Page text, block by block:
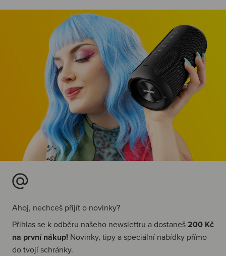
Ahoj, nechceš přijít o novinky?
Přihlas se k odběru našeho newslettru a dostaneš200 Kč
na první nákup! Novinky, tipy a speciální nabídky přímo
do tvojí schránky.